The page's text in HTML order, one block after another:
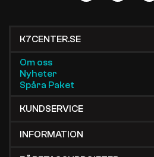
K7CENTER.SE
Om oss
Nyheter
Spåra Paket
KUNDSERVICE
INFORMATION